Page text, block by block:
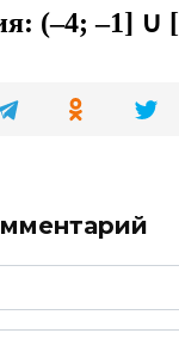
(–4; –1] ∪